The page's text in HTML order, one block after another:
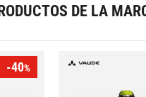
DE LA
-40%